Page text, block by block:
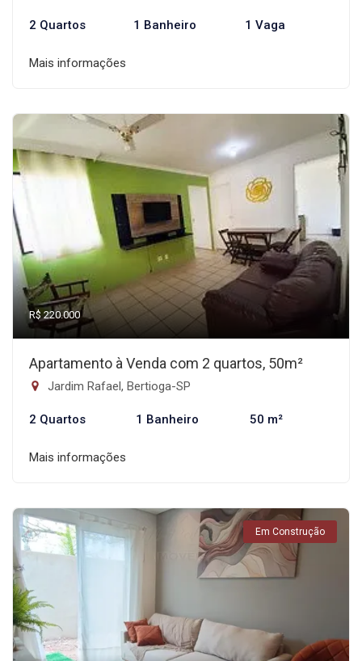
2 Quartos 1 Banheiro 1 Vaga
Mais informações
R$ 220.000
Apartamento à Venda com 2 quartos, 50m²
Jardim Rafael, Bertioga-SP
2 Quartos 1 Banheiro 50 m²
Mais informações
Em Construção